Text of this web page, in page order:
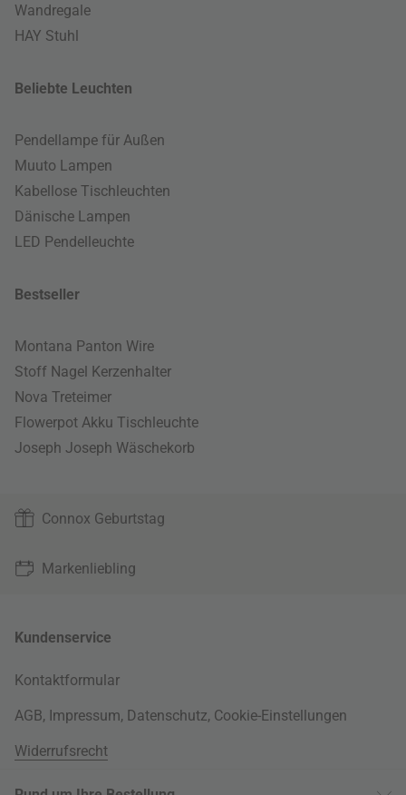
Wandregale
HAY Stuhl
Beliebte Leuchten
Pendellampe für Außen
Muuto Lampen
Kabellose Tischleuchten
Dänische Lampen
LED Pendelleuchte
Bestseller
Montana Panton Wire
Stoff Nagel Kerzenhalter
Nova Treteimer
Flowerpot Akku Tischleuchte
Joseph Joseph Wäschekorb
Connox Geburtstag
Markenliebling
Kundenservice
Kontaktformular
AGB, Impressum, Datenschutz, Cookie-Einstellungen
Widerrufsrecht